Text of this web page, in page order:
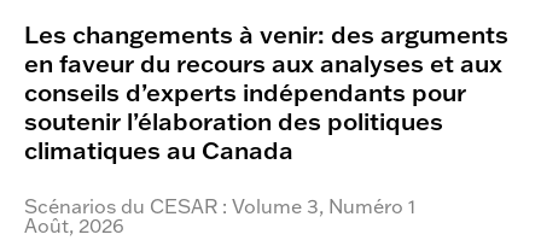
Les changements à venir: des arguments
en faveur du recours aux analyses et aux
conseils d’experts indépendants pour
soutenir l’élaboration des politiques
climatiques au Canada
Scénarios du CESAR : Volume 3, Numéro 1
Août, 2026